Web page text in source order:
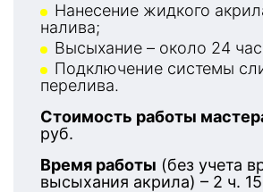
Нанесение жидкого
налива;
Высыхание – около 24
Подключение системы
перелива.
Стоимость работы
руб.
Время работы (без учета
высыхания акрила) – 2 ч.